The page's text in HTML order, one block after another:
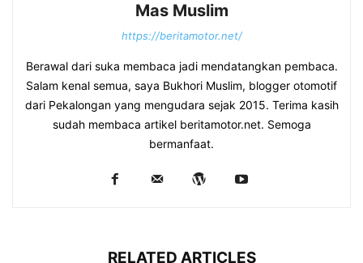
Mas Muslim
https://beritamotor.net/
Berawal dari suka membaca jadi mendatangkan pembaca.
Salam kenal semua, saya Bukhori Muslim, blogger otomotif
dari Pekalongan yang mengudara sejak 2015. Terima kasih
sudah membaca artikel beritamotor.net. Semoga
bermanfaat.
RELATED ARTICLES